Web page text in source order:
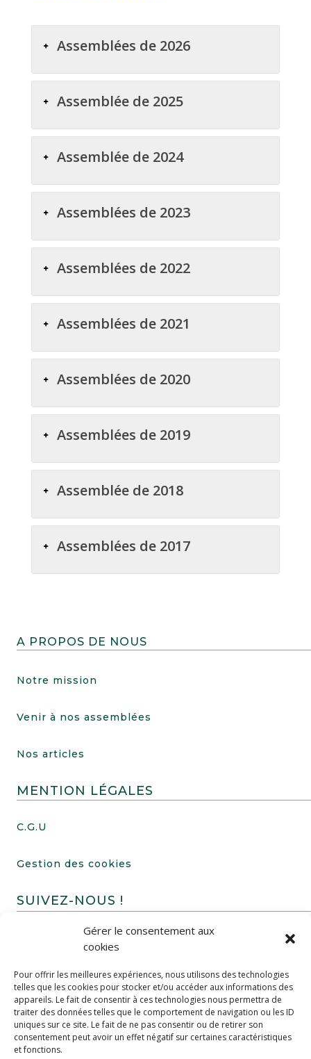
Gérer le consentement aux
cookies
Pour offrir les meilleures expériences, nous utilisons des technologies
telles que les cookies pour stocker et/ou accéder aux informations des
appareils. Le fait de consentir à ces technologies nous permettra de
traiter des données telles que le comportement de navigation ou les ID
uniques sur ce site. Le fait de ne pas consentir ou de retirer son
consentement peut avoir un effet négatif sur certaines caractéristiques
et fonctions.
Assemblées de 2026
Assemblée de 2025
Assemblée de 2024
Assemblées de 2023
Assemblées de 2022
Assemblées de 2021
Assemblées de 2020
Assemblées de 2019
Assemblée de 2018
Assemblées de 2017
A PROPOS DE NOUS
Notre mission
Venir à nos assemblées
Nos articles
MENTION LÉGALES
C.G.U
Gestion des cookies
SUIVEZ-NOUS !
FAIRE UN DON